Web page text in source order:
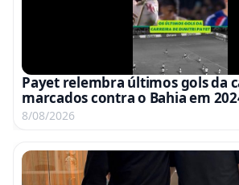
Payet relembra últimos gols da
marcados contra o Bahia em
8/08/2026